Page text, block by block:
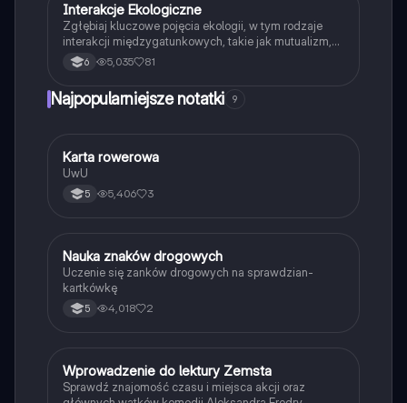
Biologia
Interakcje Ekologiczne
Zgłębiaj kluczowe pojęcia ekologii, w tym rodzaje
interakcji międzygatunkowych, takie jak mutualizm,
komensalizm, drapieżnictwo i pasożytnictwo.
Dowiedz się o strukturze populacji, ekosystemach
oraz zależnościach pokarmowych. Idealne dla
studentów biologii i ekologii. Typ: podsumowanie.
6 5,035 81
Najpopularniejsze notatki 9
KTechnika
Karta rowerowa
UwU
5 5,406 3
NTechnika
Nauka znaków drogowych
Uczenie się zanków drogowych na sprawdzian-
kartkówkę
5 4,018 2
WJęzyk polski
Wprowadzenie do lektury Zemsta
Sprawdź znajomość czasu i miejsca akcji oraz